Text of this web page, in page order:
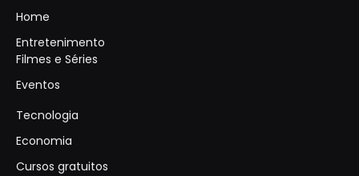
Home
Entretenimento
Filmes e Séries
Eventos
Tecnologia
Economia
Cursos gratuitos